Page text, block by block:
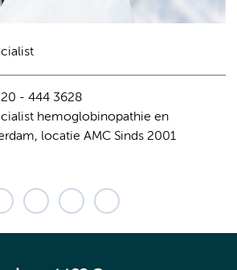
- 444 3628
hemoglobinopathie en
locatie AMC Sinds 2001